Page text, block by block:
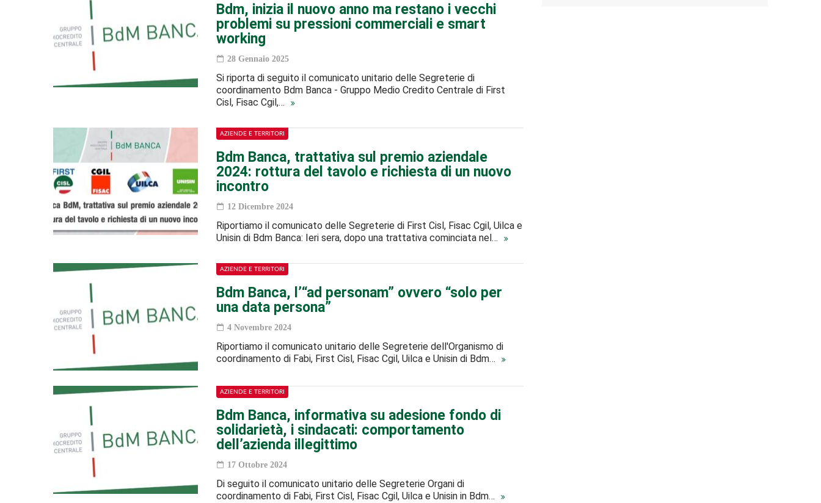
Bdm, inizia il nuovo anno ma restano i vecchi
problemi su pressioni commerciali e smart
working
28 Gennaio 2025
Si riporta di seguito il comunicato unitario delle Segreterie di
coordinamento Bdm Banca - Gruppo Medio Credito Centrale di First
Cisl, Fisac Cgil,…
AZIENDE E TERRITORI
Bdm Banca, trattativa sul premio aziendale
2024: rottura del tavolo e richiesta di un nuovo
incontro
12 Dicembre 2024
Riportiamo il comunicato delle Segreterie di First Cisl, Fisac Cgil, Uilca e
Unisin di Bdm Banca: Ieri sera, dopo una trattativa cominciata nel…
AZIENDE E TERRITORI
Bdm Banca, l’“ad personam” ovvero “solo per
una data persona”
4 Novembre 2024
Riportiamo il comunicato unitario delle Segreterie dell'Organismo di
coordinamento di Fabi, First Cisl, Fisac Cgil, Uilca e Unisin di Bdm…
AZIENDE E TERRITORI
Bdm Banca, informativa su adesione fondo di
solidarietà, i sindacati: comportamento
dell’azienda illegittimo
17 Ottobre 2024
Di seguito il comunicato unitario delle Segreterie Organi di
coordinamento di Fabi, First Cisl, Fisac Cgil, Uilca e Unisin in Bdm…